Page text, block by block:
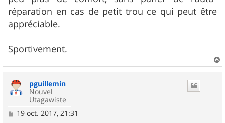
réparation en cas de petit trou ce qui peut être
appréciable.
Sportivement.
a
pguillemin
Nouvel
Utagawiste
M19 oct. 2017, 21:31